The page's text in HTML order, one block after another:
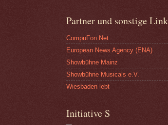
Partner und sonstige
CompuFon.Net
European News Agency (ENA)
Showbühne Mainz
Showbühne Musicals e.V.
Wiesbaden lebt
Initiative S